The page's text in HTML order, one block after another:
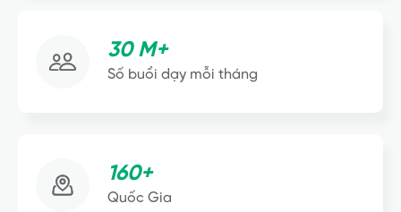
30 M+
Số buổi dạy mỗi tháng
160+
Quốc Gia